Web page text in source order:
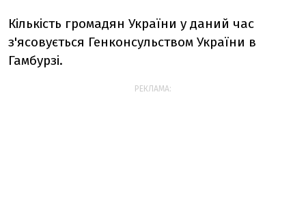
Кількість громадян України у даний час
з'ясовується Генконсульством України в
Гамбурзі.
РЕКЛАМА: